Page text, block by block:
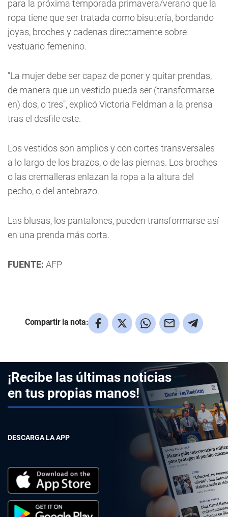
para la próxima temporada primavera/verano que la
ropa tiene que ser tratada como bisutería, bordando
joyas, broches y cadenas directamente sobre
vestuario femenino.
"La mujer debe ser capaz de poner y quitar prendas,
de manera que un vestido pueda ser (transformarse
en) dos, o tres", explicó Victoria Feldman a la prensa
tras el desfile este.
Los vestidos son amplios y con cortes transversales
a lo largo de los brazos, o de las piernas. Los broches
o las cremalleras enlazan la ropa a la altura del
pecho, o del antebrazo.
Las blusas, los pantalones, pueden transformarse así
en una prenda más corta.
FUENTE: AFP
Compartir la nota:
¡Recibe las últimas noticias
en tus propias manos!
DESCARGA LA APP